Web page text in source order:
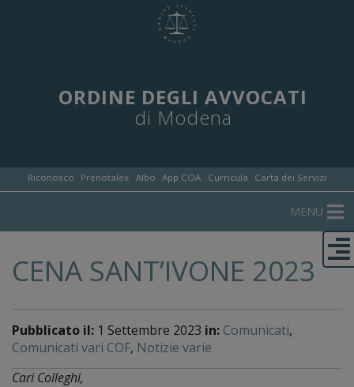
ORDINE DEGLI AVVOCATI
di Modena
Riconosco Prenotalex Albo App COA Curricula Carta dei Servizi
MENU
CENA SANT’IVONE 2023
Pubblicato il: 1 Settembre 2023 in: Comunicati,
Comunicati vari COF, Notizie varie
Cari Colleghi,